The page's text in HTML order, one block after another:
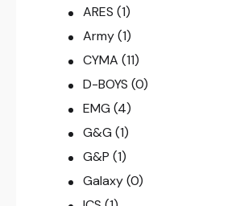
ARES (1)
Army (1)
CYMA (11)
D-BOYS (0)
EMG (4)
G&G (1)
G&P (1)
Galaxy (0)